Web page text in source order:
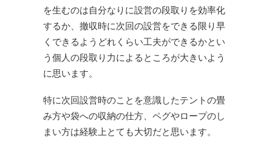
を生むのは自分なりに設営の段取りを効率化
するか、撤収時に次回の設営をできる限り早
くできるようどれくらい工夫ができるかとい
う個人の段取り力によるところが大きいよう
に思います。
特に次回設営時のことを意識したテントの畳
み方や袋への収納の仕方、ペグやロープのし
まい方は経験上とても大切だと思います。